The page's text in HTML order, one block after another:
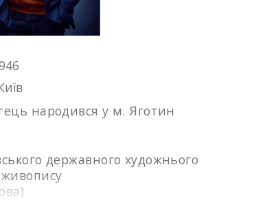
народився у м. Яготин
державного художнього
живопису